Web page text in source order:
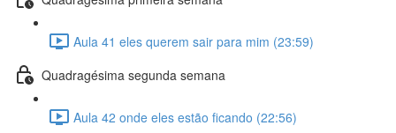
Aula 41 eles querem sair para mim (23:59)
Quadragésima segunda semana
Aula 42 onde eles estão ficando (22:56)